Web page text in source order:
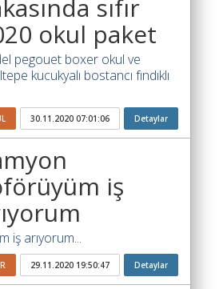
sıfır
okul paket
pegouet boxer okul ve
kucukyalı bostancı fındıklı
30.11.2020 07:01:06 Detaylar
iş
iş arıyorum...
29.11.2020 19:50:47 Detaylar